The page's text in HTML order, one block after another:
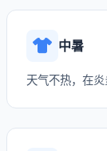
中暑
天气不热，在